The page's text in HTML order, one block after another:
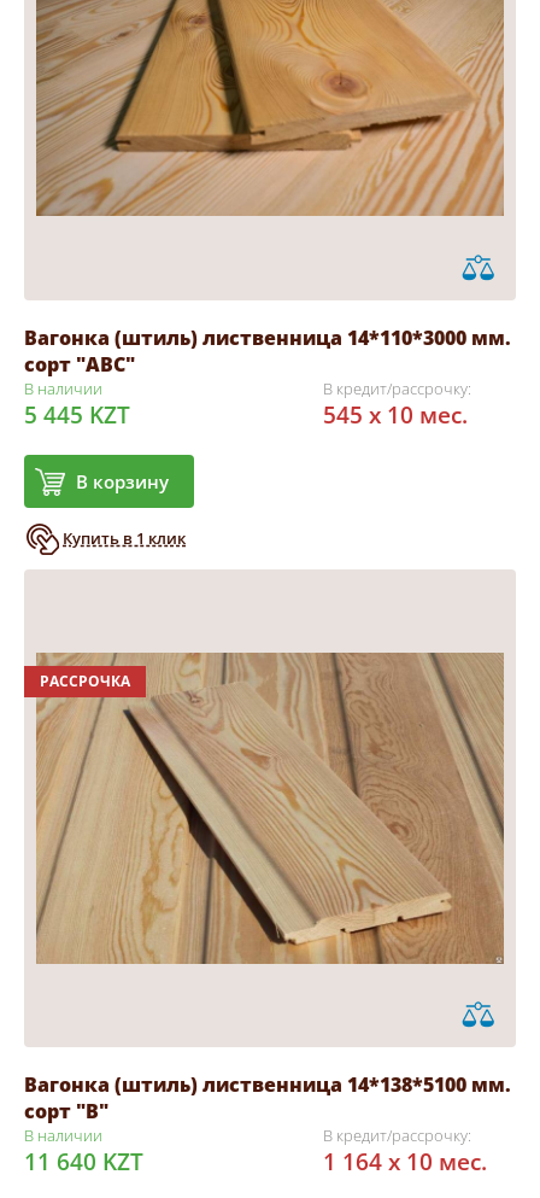
Вагонка (штиль) лиственница 14*110*3000 мм.
сорт "АВС"
В наличии
5 445 KZT
В корзину
Купить в 1 клик
В кредит/рассрочку:
545 x 10 мес.
РАССРОЧКА
Вагонка (штиль) лиственница 14*138*5100 мм.
сорт "В"
В наличии
11 640 KZT
В кредит/рассрочку:
1 164 x 10 мес.